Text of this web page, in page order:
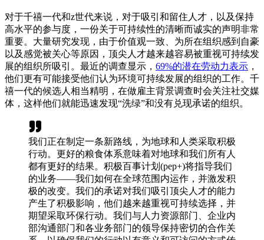
对于千禧一代和z世代来说，对于吸引和留住人才，以及保持
高水平的参与度，一份关于可持续性的清晰而诚实的声明非常
重要。大量研究发现，由于价值观一致、为所在组织感到自豪
以及感觉被关心等原因，顶尖人才越来越容易被重视可持续发
展的组织所吸引。最近的调查显示， 69%的潜在劳动力表示 ，
他们更有可能接受他们认为环境可持续发展的组织的工作。千
禧一代的候选人相当精明，在做雇主背景调查时会关注社交媒
体，这样他们就能迅速发现“洗绿”和没有兑现承诺的组织。
我们正在制定一条新路线，为地球和人类采取积极
行动。更好的粮食体系意味着对地球和我们所有人
都有更好的结果。积极百事计划(pep+)将指导我们
的业务——我们如何在全球范围内运作，并激发积
极的改变。我们的承诺对我们吸引顶尖人才的能力
产生了积极影响，他们越来越重视可持续选择，并
期望采取环保行动。我们与人力资源部门、企业内
部沟通部门和各业务部门的领导保持密切的合作关